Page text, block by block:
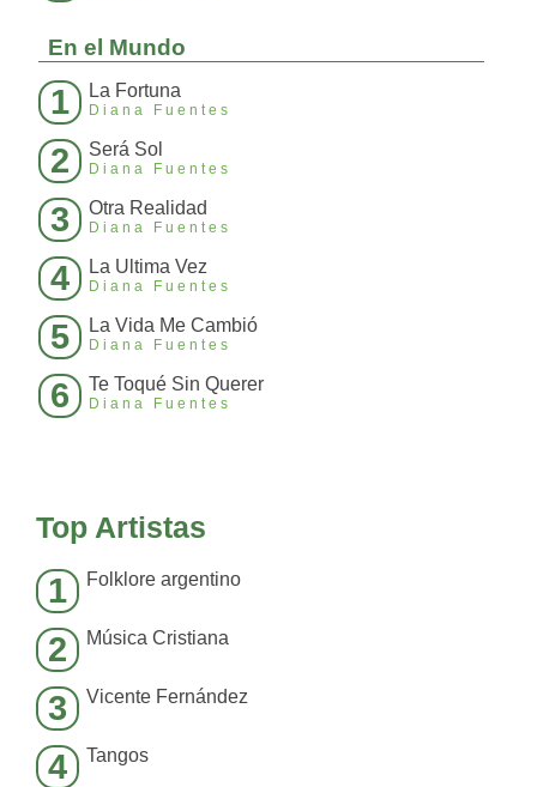
En el Mundo
1 La Fortuna
Diana Fuentes
2 Será Sol
Diana Fuentes
3 Otra Realidad
Diana Fuentes
4 La Ultima Vez
Diana Fuentes
5 La Vida Me Cambió
Diana Fuentes
6 Te Toqué Sin Querer
Diana Fuentes
Top Artistas
1 Folklore argentino
2 Música Cristiana
3 Vicente Fernández
4 Tangos